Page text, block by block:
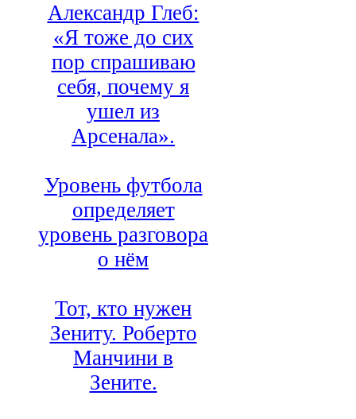
Александр Глеб:
«Я тоже до сих
пор спрашиваю
себя, почему я
ушел из
Арсенала».
Уровень футбола
определяет
уровень разговора
о нём
Тот, кто нужен
Зениту. Роберто
Манчини в
Зените.